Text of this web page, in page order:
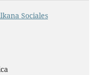
Sociales